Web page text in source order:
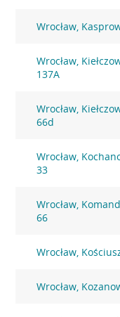
Wrocław,
Wrocław,
137A
Wrocław,
66d
Wrocław,
33
Wrocław,
66
Wrocław,
Wrocław,